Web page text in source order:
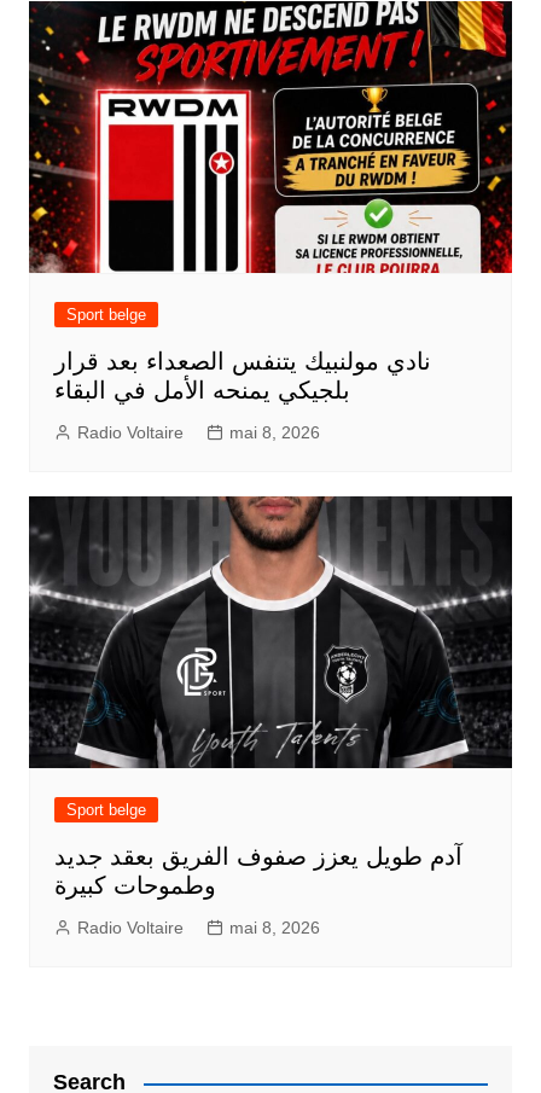
Sport belge
نادي مولنبيك يتنفس الصعداء بعد قرار
بلجيكي يمنحه الأمل في البقاء
Radio Voltaire mai 8, 2026
Sport belge
آدم طويل يعزز صفوف الفريق بعقد جديد
وطموحات كبيرة
Radio Voltaire mai 8, 2026
Search